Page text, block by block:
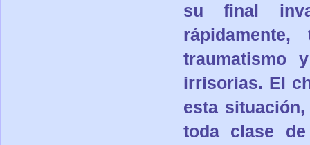
su final
traumatismo
irrisorias. El
esta
toda clase